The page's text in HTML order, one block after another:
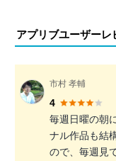
アプリブユーザーレ
市村 孝輔
4
毎週日曜の朝
ナル作品も結
ので、毎週見